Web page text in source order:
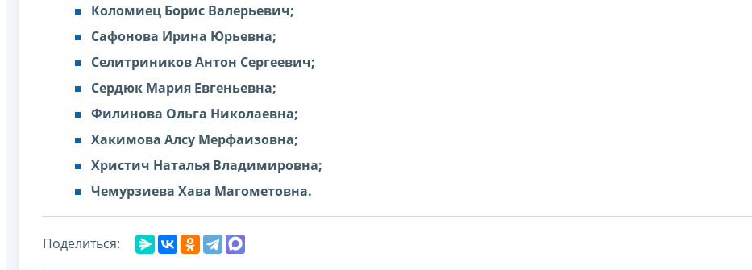
Коломиец Борис Валерьевич;
Сафонова Ирина Юрьевна;
Селитриников Антон Сергеевич;
Сердюк Мария Евгеньевна;
Филинова Ольга Николаевна;
Хакимова Алсу Мерфаизовна;
Христич Наталья Владимировна;
Чемурзиева Хава Магометовна.
Поделиться: